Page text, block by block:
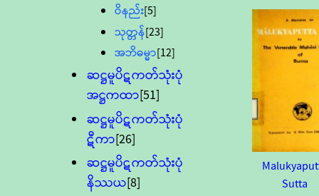
ဝိနည်း[5]
သုတ္တန်[23]
အဘိဓမ္မာ[12]
ဆဋ္ဌမူပိဋကတ်သုံးပုံ
အဋ္ဌကထာ[51]
ဆဋ္ဌမူပိဋကတ်သုံးပုံ
ဋီကာ[26]
ဆဋ္ဌမူပိဋကတ်သုံးပုံ
နိဿယ[8]
Sutta